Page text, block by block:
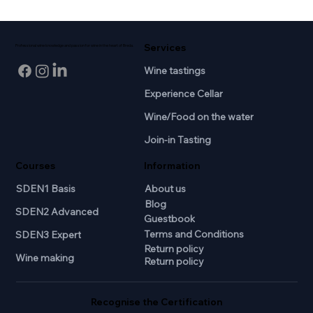
Professional wine knowledge and passion for wine in the heart of Breda.
Courses
SDEN1 Basis
SDEN2 Advanced
SDEN3 Expert
Wine making
Services
Wine tastings
Experience Cellar
Wine/Food on the water
Join-in Tasting
Information
About us
Blog
Guestbook
Terms and Conditions
Return policy
Return policy
Recognise the Certification